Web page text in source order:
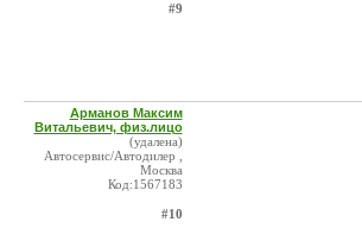
#9
Арманов Максим
Витальевич, физ.лицо
(удалена)
Автосервис/Автодилер ,
Москва
Код:1567183
#10